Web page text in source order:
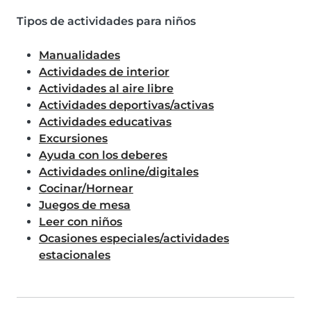
Tipos de actividades para niños
Manualidades
Actividades de interior
Actividades al aire libre
Actividades deportivas/activas
Actividades educativas
Excursiones
Ayuda con los deberes
Actividades online/digitales
Cocinar/Hornear
Juegos de mesa
Leer con niños
Ocasiones especiales/actividades
estacionales